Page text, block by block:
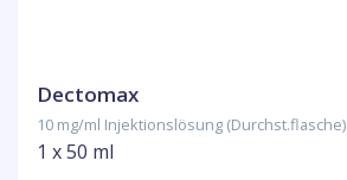
Dectomax
10 mg/ml Injektionslösung (Durchst.flasche)
1 x 50 ml